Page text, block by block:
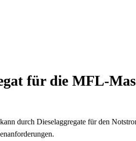
für die MFL-
durch Dieselaggregate für den